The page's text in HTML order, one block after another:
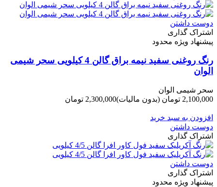
دوست داشتن
اشتراک گذاری
پیشنهاد ویژه محدود
رنگ روغنی سفید نیمه براق گالن 4 کیلویی سحر شیمی
الوان
سحر شیمی الوان
2,100,000 تومان
(بدون مالیات)2,300,000 تومان
افزودن به سبد خرید
دوست داشتن
اشتراک گذاری
دوست داشتن
اشتراک گذاری
پیشنهاد ویژه محدود